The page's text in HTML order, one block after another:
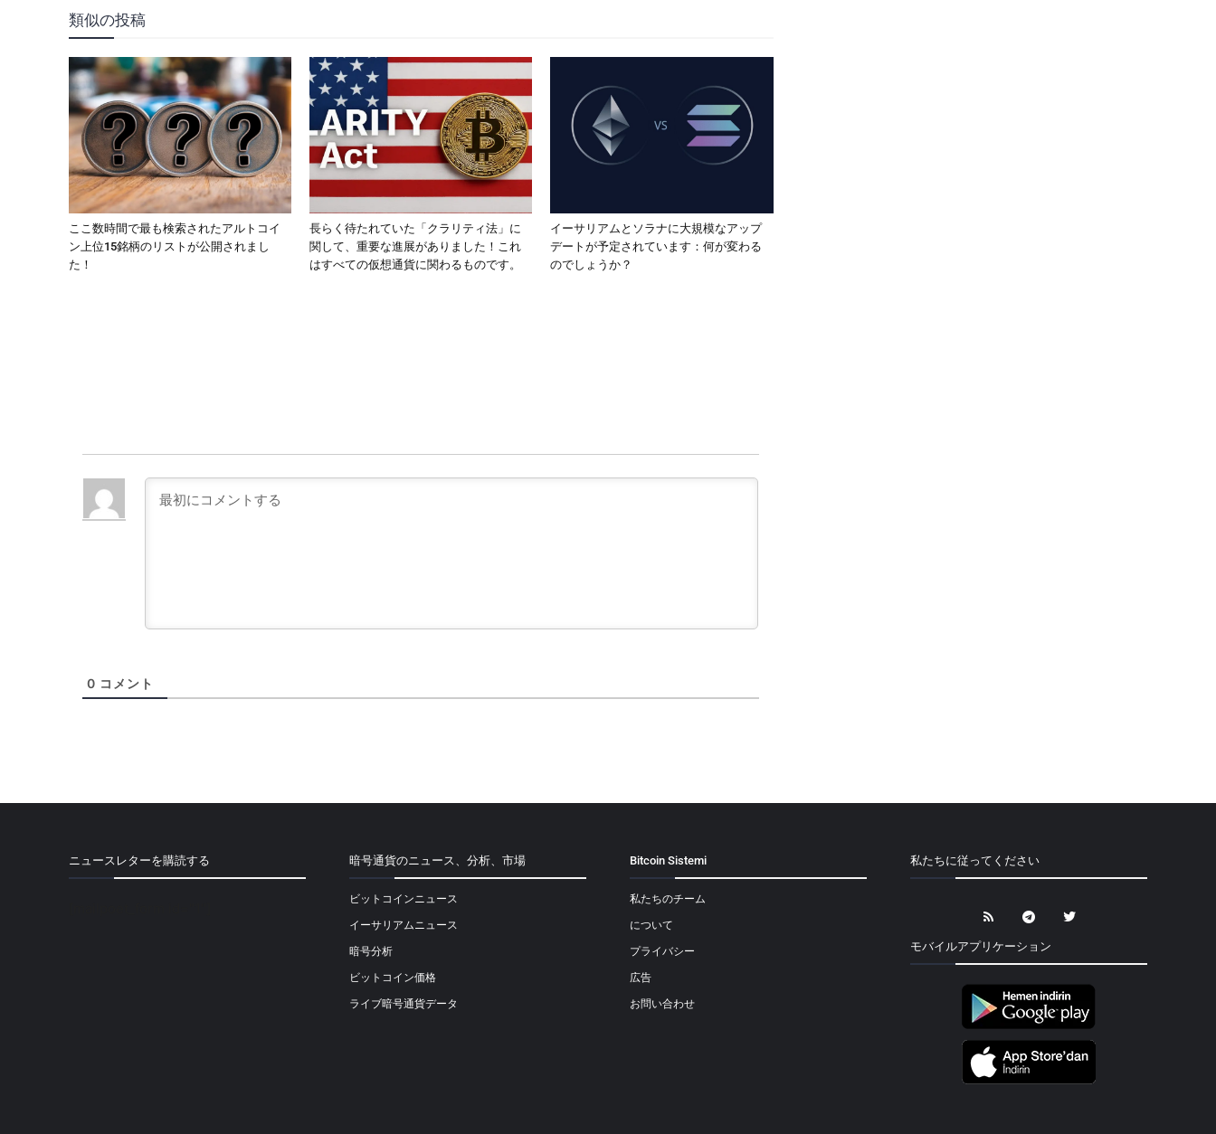
類似の投稿
ここ数時間で最も検索されたアルトコイ
ン上位15銘柄のリストが公開されまし
た！
長らく待たれていた「クラリティ法」に
関して、重要な進展がありました！これ
はすべての仮想通貨に関わるものです。
イーサリアムとソラナに大規模なアップ
デートが予定されています：何が変わる
のでしょうか？
0 コメント
ニュースレターを購読する 暗号通貨のニュース、分析、市場
ビットコインニュース
イーサリアムニュース
暗号分析
ビットコイン価格
ライブ暗号通貨データ
Bitcoin Sistemi
私たちのチーム
について
プライバシー
広告
お問い合わせ
私たちに従ってください
モバイルアプリケーション